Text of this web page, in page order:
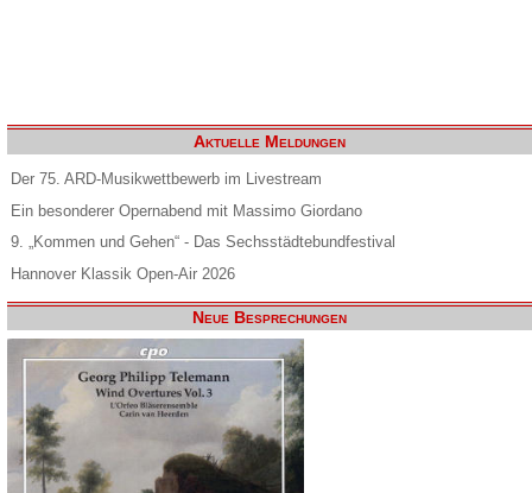
Aktuelle Meldungen
Der 75. ARD-Musikwettbewerb im Livestream
Ein besonderer Opernabend mit Massimo Giordano
9. „Kommen und Gehen“ - Das Sechsstädtebundfestival
Hannover Klassik Open-Air 2026
Neue Besprechungen